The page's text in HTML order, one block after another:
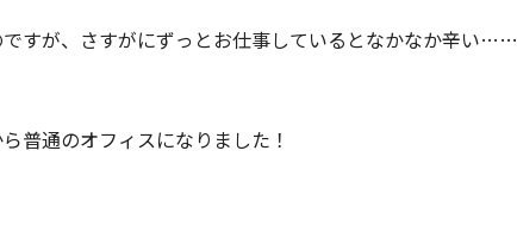
すが、さすがにずっとお仕事しているとなかなか辛い……
普通のオフィスになりました！